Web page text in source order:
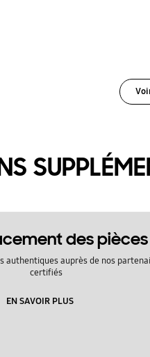
des pièces
authentiques auprès de nos
certifiés
EN SAVOIR PLUS